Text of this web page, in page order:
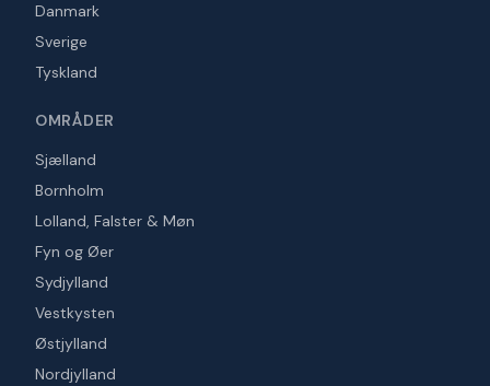
Danmark
Sverige
Tyskland
OMRÅDER
Sjælland
Bornholm
Lolland, Falster & Møn
Fyn og Øer
Sydjylland
Vestkysten
Østjylland
Nordjylland